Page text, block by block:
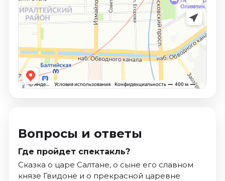
Вопросы и ответы
Где пройдет спектакль?
Сказка о царе Салтане, о сыне его славном
князе Гвидоне и о прекрасной царевне